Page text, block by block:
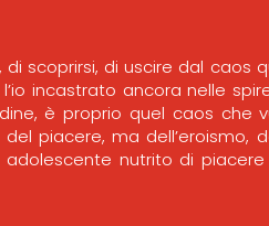
scoprirsi, di uscire dal caos
incastrato ancora nelle
è proprio quel caos che
piacere, ma dell’eroismo,
adolescente nutrito di